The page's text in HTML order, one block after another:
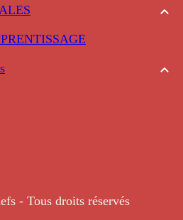
- Tous droits réservés